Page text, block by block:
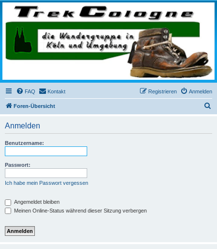
trekcologne.de
Wanderungen rund um Köln
FAQ Kontakt Anmelden
Registrieren
Foren-Übersicht
Anmelden
Benutzername:
Passwort:
Ich habe mein Passwort vergessen
Angemeldet bleiben
Meinen Online-Status während dieser Sitzung verbergen